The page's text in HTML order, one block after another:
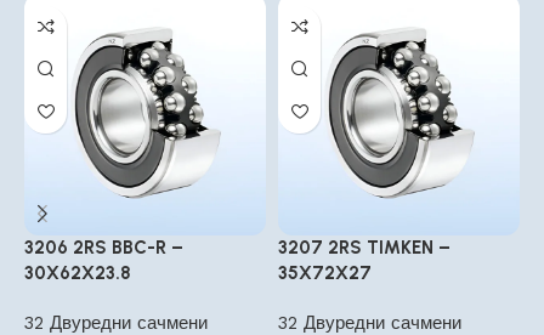
3206 2RS BBC-R –
30X62X23.8
32 Двуредни сачмени
3207 2RS TIMKEN –
35X72X27
32 Двуредни сачмени